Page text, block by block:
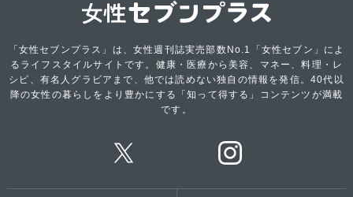
「女性セブンプラス」は、女性週刊誌実売部数No.1「女性セブン」によ
るライフスタイルサイトです。健康・医療から美容、マネー、料理・レ
シピ、有名人グラビアまで、他では読めない独自の情報を発信。40代以
降の女性の暮らしをより豊かにする「知って得する」コンテンツが満載
です。